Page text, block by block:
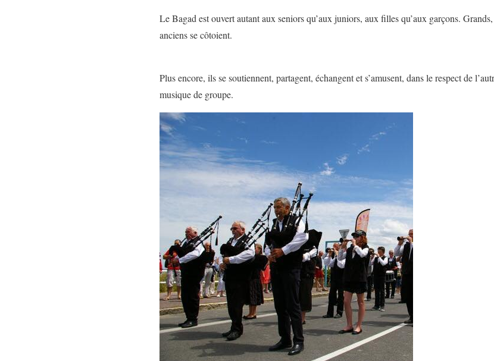
Le Bagad est ouvert autant aux seniors qu’aux juniors, aux filles qu’aux garçons.
anciens se côtoient.
Plus encore, ils se soutiennent, partagent, échangent et s’amusent, dans le respect de
musique de groupe.